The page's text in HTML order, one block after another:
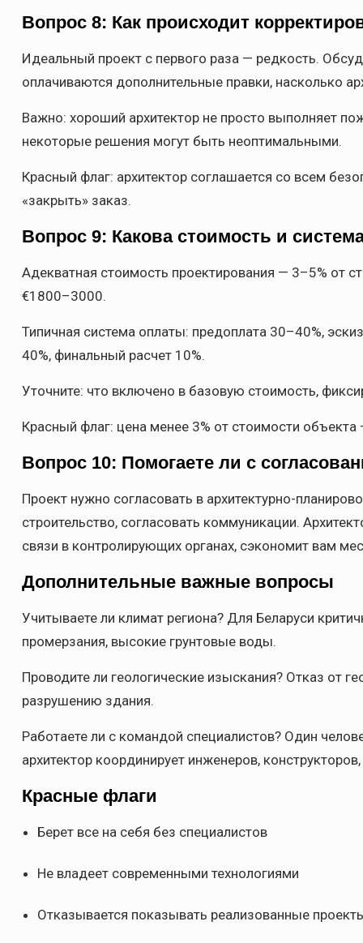
Вопрос 8: Как происходит
Идеальный проект с первого раза — редкость.
оплачиваются дополнительные правки, насколько
Важно: хороший архитектор не просто выполняет
некоторые решения могут быть неоптимальными.
Красный флаг: архитектор соглашается со всем
«закрыть» заказ.
Вопрос 9: Какова стоимость и
Адекватная стоимость проектирования — 3–5% от
€1800–3000.
Типичная система оплаты: предоплата 30–40%,
40%, финальный расчет 10%.
Уточните: что включено в базовую стоимость,
Красный флаг: цена менее 3% от стоимости
Вопрос 10: Помогаете ли с
Проект нужно согласовать в архитектурно-
строительство, согласовать коммуникации.
связи в контролирующих органах, сэкономит вам
Дополнительные важные вопросы
Учитываете ли климат региона? Для Беларуси
промерзания, высокие грунтовые воды.
Проводите ли геологические изыскания? Отказ от
разрушению здания.
Работаете ли с командой специалистов? Один
архитектор координирует инженеров,
Красные флаги
Берет все на себя без специалистов
Не владеет современными технологиями
Отказывается показывать реализованные